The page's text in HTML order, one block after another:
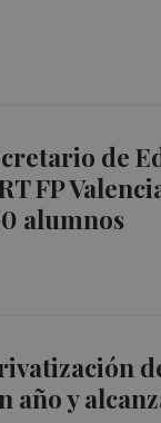
de
FP
alumnos
año y